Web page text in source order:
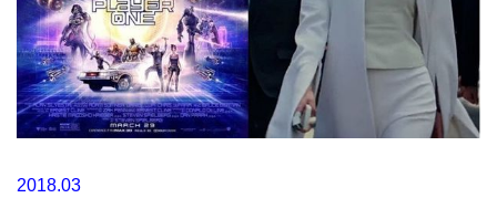
2018.03